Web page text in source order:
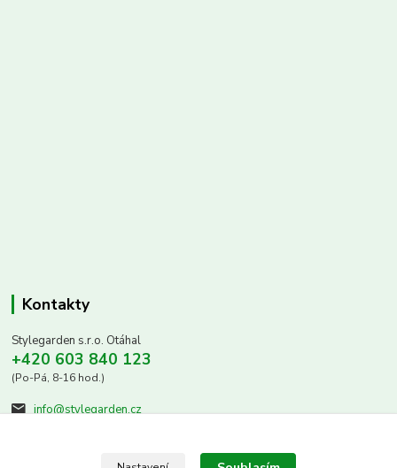
Kontakty
Stylegarden s.r.o. Otáhal
+420 603 840 123
(Po-Pá, 8-16 hod.)
info@stylegarden.cz